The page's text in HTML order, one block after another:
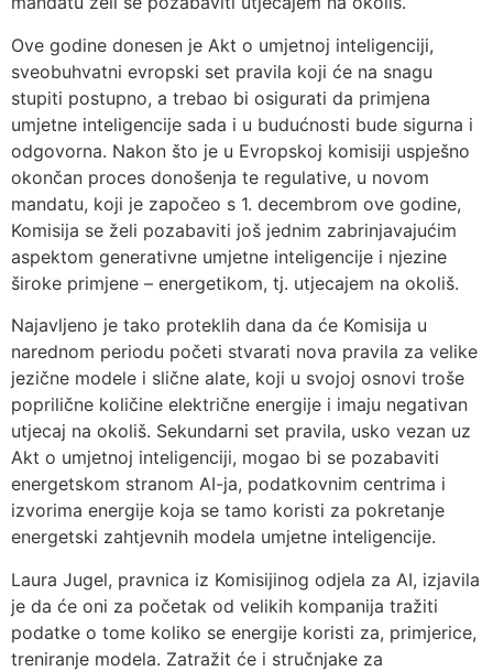
Ove godine donesen je Akt o umjetnoj inteligenciji,
sveobuhvatni evropski set pravila koji će na snagu
stupiti postupno, a trebao bi osigurati da primjena
umjetne inteligencije sada i u budućnosti bude sigurna i
odgovorna. Nakon što je u Evropskoj komisiji uspješno
okončan proces donošenja te regulative, u novom
mandatu, koji je započeo s 1. decembrom ove godine,
Komisija se želi pozabaviti još jednim zabrinjavajućim
aspektom generativne umjetne inteligencije i njezine
široke primjene – energetikom, tj. utjecajem na okoliš.
Najavljeno je tako proteklih dana da će Komisija u
narednom periodu početi stvarati nova pravila za velike
jezične modele i slične alate, koji u svojoj osnovi troše
poprilične količine električne energije i imaju negativan
utjecaj na okoliš. Sekundarni set pravila, usko vezan uz
Akt o umjetnoj inteligenciji, mogao bi se pozabaviti
energetskom stranom AI-ja, podatkovnim centrima i
izvorima energije koja se tamo koristi za pokretanje
energetski zahtjevnih modela umjetne inteligencije.
Laura Jugel, pravnica iz Komisijinog odjela za AI, izjavila
je da će oni za početak od velikih kompanija tražiti
podatke o tome koliko se energije koristi za, primjerice,
treniranje modela. Zatražit će i stručnjake za